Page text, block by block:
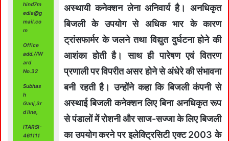
hind7m
edia@g
mail.co
m
Office
add.//W
ard
No.32
Subhas
h
Ganj,3r
d line,
ITARSI-
461111
अस्थायी कनेक्शन लेना अनिवार्य है। अनधिकृत
बिजली के उपयोग से अधिक भार के कारण
ट्रांसफार्मर के जलने तथा विद्युत दुर्घटना होने की
आशंका होती है। साथ ही पारेषण एवं वितरण
प्रणाली पर विपरीत असर होने से अंधेरे की संभावना
बनी रहती है। उन्होंने कहा कि बिजली कंपनी से
अस्थाई बिजली कनेक्शन लिए बिना अनधिकृत रूप
से पंडालों में रोशनी और साज-सज्जा के लिए बिजली
का उपयोग करने पर इलेक्ट्रिसिटी एक्ट 2003 के